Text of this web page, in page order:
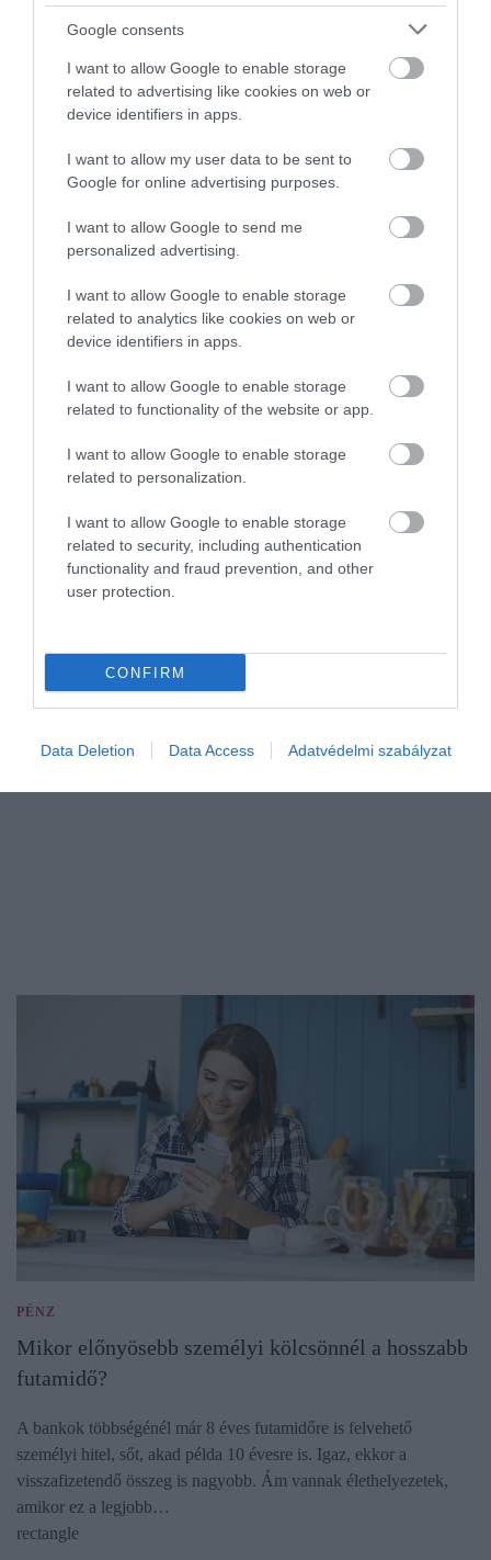
Google consents
I want to allow Google to enable storage
related to advertising like cookies on web or
device identifiers in apps.
I want to allow my user data to be sent to
Google for online advertising purposes.
I want to allow Google to send me
personalized advertising.
I want to allow Google to enable storage
related to analytics like cookies on web or
device identifiers in apps.
I want to allow Google to enable storage
related to functionality of the website or app.
I want to allow Google to enable storage
related to personalization.
I want to allow Google to enable storage
related to security, including authentication
functionality and fraud prevention, and other
user protection.
CONFIRM
Data Deletion Data Access Adatvédelmi szabályzat
Ennyibe kerül egy ingatlan megvásárlása a
vételáron felül
pénzátutalási díj. Itt egy gyűjtés a legfontosabb díjakról.
PÉNZ
Mikor előnyösebb személyi kölcsönnél a hosszabb
futamidő?
A bankok többségénél már 8 éves futamidőre is felvehető
személyi hitel, sőt, akad példa 10 évesre is. Igaz, ekkor a
visszafizetendő összeg is nagyobb. Ám vannak élethelyezetek,
amikor ez a legjobb…
rectangle